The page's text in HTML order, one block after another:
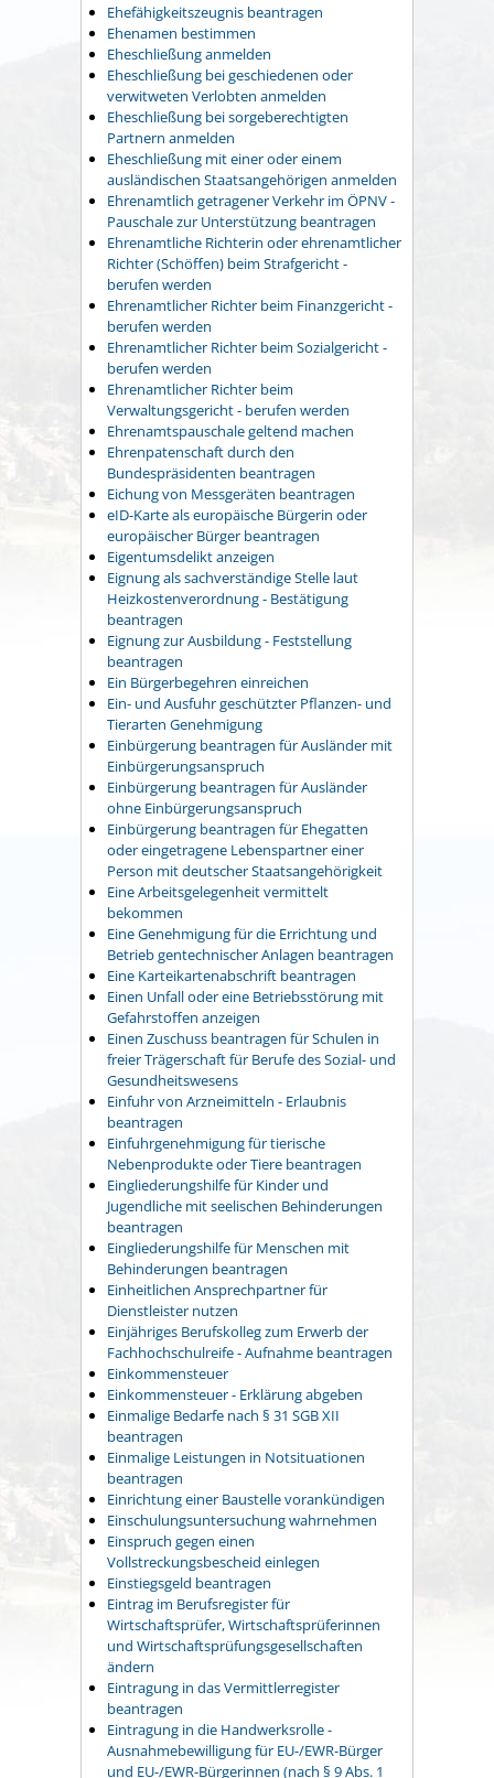
Ehefähigkeitszeugnis beantragen
Ehenamen bestimmen
Eheschließung anmelden
Eheschließung bei geschiedenen oder
verwitweten Verlobten anmelden
Eheschließung bei sorgeberechtigten
Partnern anmelden
Eheschließung mit einer oder einem
ausländischen Staatsangehörigen anmelden
Ehrenamtlich getragener Verkehr im ÖPNV -
Pauschale zur Unterstützung beantragen
Ehrenamtliche Richterin oder ehrenamtlicher
Richter (Schöffen) beim Strafgericht -
berufen werden
Ehrenamtlicher Richter beim Finanzgericht -
berufen werden
Ehrenamtlicher Richter beim Sozialgericht -
berufen werden
Ehrenamtlicher Richter beim
Verwaltungsgericht - berufen werden
Ehrenamtspauschale geltend machen
Ehrenpatenschaft durch den
Bundespräsidenten beantragen
Eichung von Messgeräten beantragen
eID-Karte als europäische Bürgerin oder
europäischer Bürger beantragen
Eigentumsdelikt anzeigen
Eignung als sachverständige Stelle laut
Heizkostenverordnung - Bestätigung
beantragen
Eignung zur Ausbildung - Feststellung
beantragen
Ein Bürgerbegehren einreichen
Ein- und Ausfuhr geschützter Pflanzen- und
Tierarten Genehmigung
Einbürgerung beantragen für Ausländer mit
Einbürgerungsanspruch
Einbürgerung beantragen für Ausländer
ohne Einbürgerungsanspruch
Einbürgerung beantragen für Ehegatten
oder eingetragene Lebenspartner einer
Person mit deutscher Staatsangehörigkeit
Eine Arbeitsgelegenheit vermittelt
bekommen
Eine Genehmigung für die Errichtung und
Betrieb gentechnischer Anlagen beantragen
Eine Karteikartenabschrift beantragen
Einen Unfall oder eine Betriebsstörung mit
Gefahrstoffen anzeigen
Einen Zuschuss beantragen für Schulen in
freier Trägerschaft für Berufe des Sozial- und
Gesundheitswesens
Einfuhr von Arzneimitteln - Erlaubnis
beantragen
Einfuhrgenehmigung für tierische
Nebenprodukte oder Tiere beantragen
Eingliederungshilfe für Kinder und
Jugendliche mit seelischen Behinderungen
beantragen
Eingliederungshilfe für Menschen mit
Behinderungen beantragen
Einheitlichen Ansprechpartner für
Dienstleister nutzen
Einjähriges Berufskolleg zum Erwerb der
Fachhochschulreife - Aufnahme beantragen
Einkommensteuer
Einkommensteuer - Erklärung abgeben
Einmalige Bedarfe nach § 31 SGB XII
beantragen
Einmalige Leistungen in Notsituationen
beantragen
Einrichtung einer Baustelle vorankündigen
Einschulungsuntersuchung wahrnehmen
Einspruch gegen einen
Vollstreckungsbescheid einlegen
Einstiegsgeld beantragen
Eintrag im Berufsregister für
Wirtschaftsprüfer, Wirtschaftsprüferinnen
und Wirtschaftsprüfungsgesellschaften
ändern
Eintragung in das Vermittlerregister
beantragen
Eintragung in die Handwerksrolle -
Ausnahmebewilligung für EU-/EWR-Bürger
und EU-/EWR-Bürgerinnen (nach § 9 Abs. 1